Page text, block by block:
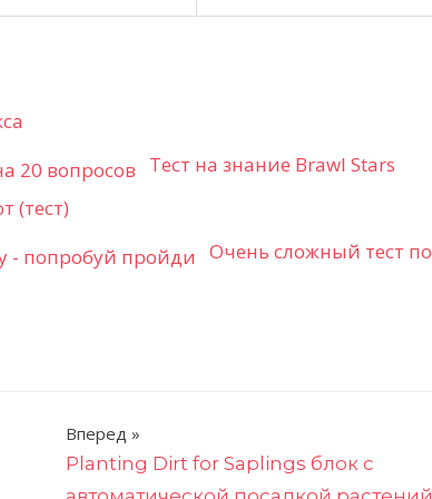
Тест на знание Brawl Stars
(тест)
Очень сложный тест по
Вперед
Planting Dirt for Saplings блок с